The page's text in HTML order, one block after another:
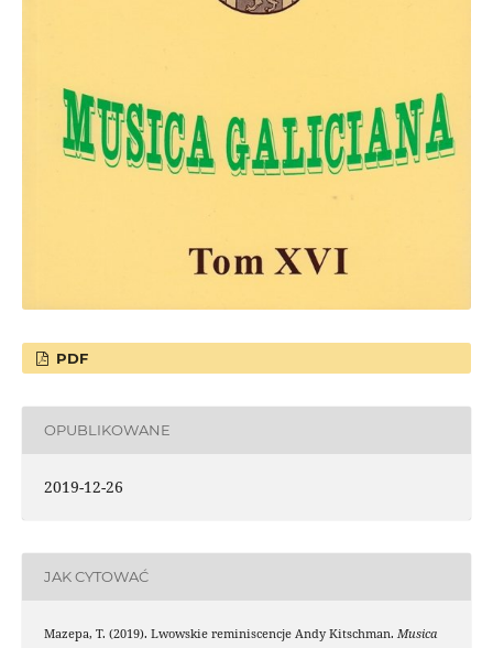
PDF
OPUBLIKOWANE
2019-12-26
JAK CYTOWAĆ
Mazepa, T. (2019). Lwowskie reminiscencje Andy Kitschman. Musica